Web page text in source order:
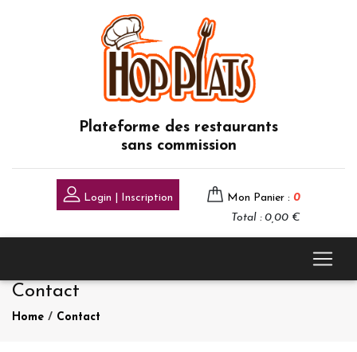
Plateforme des restaurants
sans commission
Login | Inscription Mon Panier : 0
Total : 0,00 €
Contact
Home / Contact